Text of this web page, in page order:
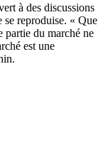
à des discussions
se reproduise. « Que
partie du marché ne
est une